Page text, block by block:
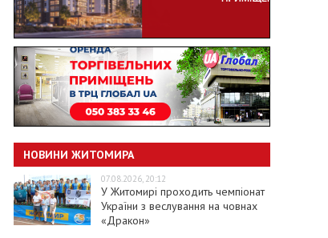
НОВИНИ ЖИТОМИРА
07.08.2026, 20:12
У Житомирі проходить чемпіонат
України з веслування на човнах
«Дракон»